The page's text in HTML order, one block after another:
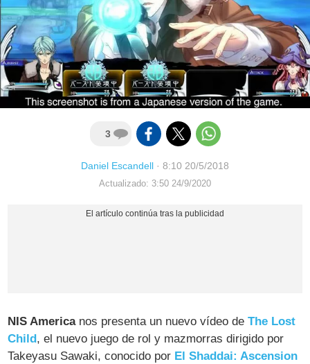
3
Daniel Escandell · 8:10 20/5/2018
Actualizado: 3:50 24/9/2020
NIS Americanos presenta un nuevo vídeo deThe Lost
Child, el nuevo juego de rol y mazmorras dirigido por
Takeyasu Sawaki, conocido por El Shaddai: Ascension